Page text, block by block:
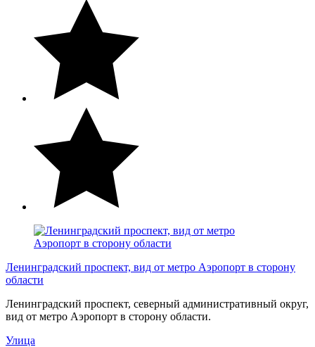
Ленинградский проспект, вид от метро Аэропорт в сторону
области
Ленинградский проспект, северный административный округ,
вид от метро Аэропорт в сторону области.
Улица